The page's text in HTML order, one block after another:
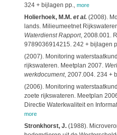
324 + bijlagen pp. more
Holierhoek, M.M. et al.(2008).
lands. Milieumeetnet
Waterdienst Rapport, 2008.001.
9789036914215. 242 + bijlagen
(2007). Monitoring
rijkswateren. Meetplan 2007.
werkdocument, 2007.004. 234 +
(2006). Monitoring
zoete rijkswateren. Meetplan
Directie Waterkwaliteit en
more
Stronkhorst, J.(1988).